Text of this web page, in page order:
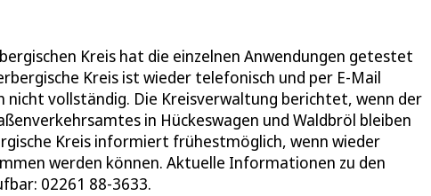
Kreis hat die einzelnen Anwendungen getestet
Kreis ist wieder telefonisch und per E-Mail
nicht vollständig. Die Kreisverwaltung berichtet, wenn der
in Hückeswagen und Waldbröl bleiben
Kreis informiert frühestmöglich, wenn wieder
werden können. Aktuelle Informationen zu den
02261 88-3633.